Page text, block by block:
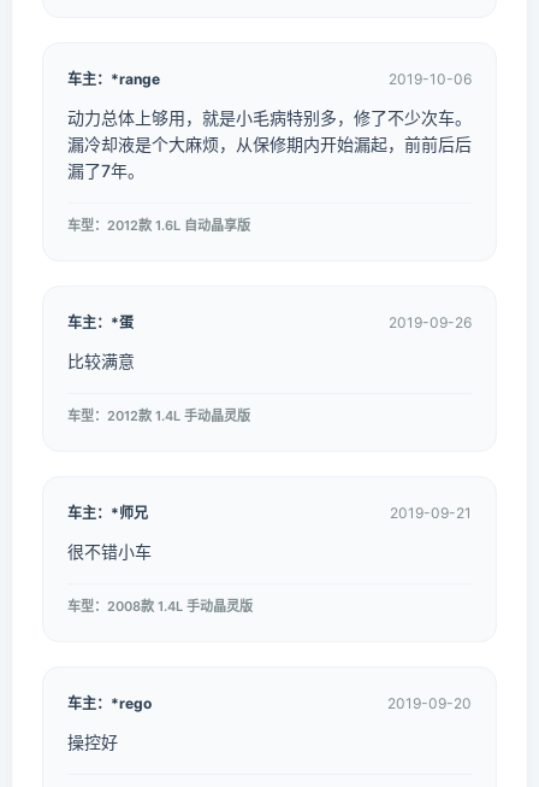
车主：*range 2019-10-06
动力总体上够用，就是小毛病特别多，修了不少次车。
漏冷却液是个大麻烦，从保修期内开始漏起，前前后后
漏了7年。
车型：2012款 1.6L 自动晶享版
车主：*蛋 2019-09-26
比较满意
车型：2012款 1.4L 手动晶灵版
车主：*师兄 2019-09-21
很不错小车
车型：2008款 1.4L 手动晶灵版
车主：*rego 2019-09-20
操控好